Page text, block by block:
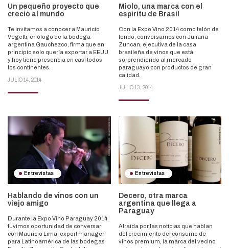
Un pequeño proyecto que
creció al mundo
Te invitamos a conocer a Mauricio
Vegetti, enólogo de la bodega
argentina Gauchezco, firma que en
principio solo quería exportar a EEUU
y hoy tiene presencia en casi todos
los continentes.
JULIO 14, 2014
Miolo, una marca con el
espíritu de Brasil
Con la Expo Vino 2014 como telón de
fondo, conversamos con Juliana
Zuncan, ejecutiva de la casa
brasileña de vinos que está
sorprendiendo al mercado
paraguayo con productos de gran
calidad.
JULIO 13, 2014
Entrevistas
Hablando de vinos con un
viejo amigo
Durante la Expo Vino Paraguay 2014
tuvimos oportunidad de conversar
con Mauricio Lima, export manager
para Latinoamérica de las bodegas
Entrevistas
Decero, otra marca
argentina que llega a
Paraguay
Atraída por las noticias que hablan
del crecimiento del consumo de
vinos premium, la marca del vecino